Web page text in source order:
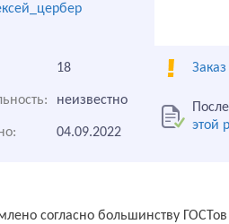
18
неизвестно
этой
04.09.2022
согласно большинству ГОСТов